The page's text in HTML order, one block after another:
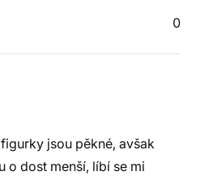
0
jsou pěkné, avšak
o dost menší, líbí se mi